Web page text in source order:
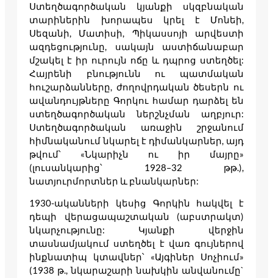
Ստեղծագործական կյանքի սկզբնական
տարիներին խորապես կրել է Մոնեի,
Սեզանի, Մատիսի, Պիկասսոյի արվեստի
ազդեցությունը, սակայն աստիճանաբար
մշակել է իր ուրույն ոճը և դպրոց ստեղծել:
Հայրենի բնությունն ու պատմական
հուշարձանները, ժողովրդական ծեսերն ու
ավանդույթները Գորկու համար դարձել են
ստեղծագործական ներշնչման աղբյուր:
Ստեղծագործական առաջին շրջանում
հիմնականում նկարել է դիմանկարներ, այդ
թվում՝ «Նկարիչն ու իր մայրը»
(լուսանկարից՝ 1928–32 թթ.),
նատյուրմորտներ և բնանկարներ:
1930-ականների կեսից Գորկին հակվել է
դեպի վերացապաշտական (աբստրակտ)
նկարչությունը: Կյանքի վերջին
տասնամյակում ստեղծել է վառ գույներով
ինքնատիպ կտավներ՝ «Այգիներ Սոչիում»
(1938 թ., նկարաշարի նախկին անվանումը`